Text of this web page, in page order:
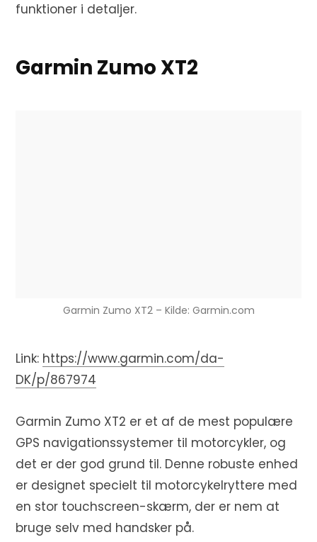
funktioner i detaljer.
Garmin Zumo XT2
Garmin Zumo XT2 – Kilde: Garmin.com
Link: https://www.garmin.com/da-
DK/p/867974
Garmin Zumo XT2 er et af de mest populære
GPS navigationssystemer til motorcykler, og
det er der god grund til. Denne robuste enhed
er designet specielt til motorcykelryttere med
en stor touchscreen-skærm, der er nem at
bruge selv med handsker på.